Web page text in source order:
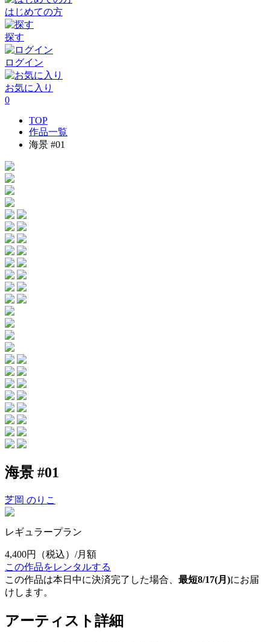
はじめての方
探す
ログイン
お気に入り
0
TOP
作品一覧
海景 #01
海景 #01
芝岡 のりこ
レギュラープラン
4,400円
（税込）/月額
この作品をレンタルする
この作品は本日中に決済完了した場合、 最短8/17(月)にお届
けします。
アーティスト詳細